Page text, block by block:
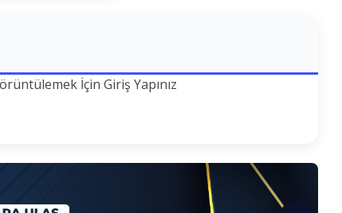
İçin Giriş Yapınız